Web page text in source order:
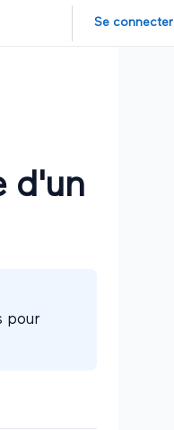
Se connecter
d'un
pour